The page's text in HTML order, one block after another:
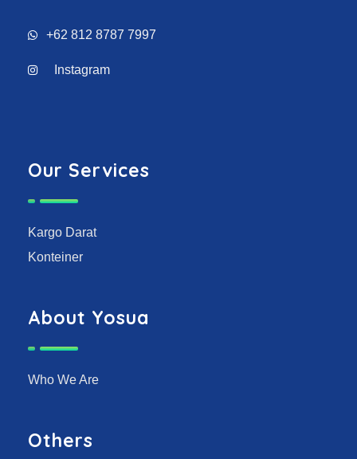
+62 812 8787 7997
Instagram
Our Services
Kargo Darat
Konteiner
About Yosua
Who We Are
Others